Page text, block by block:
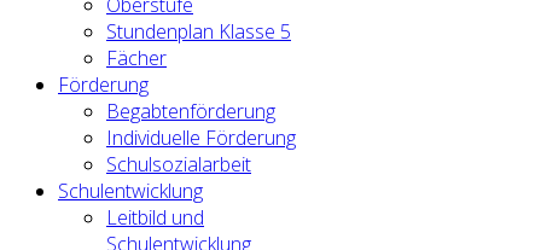
Stundenplan Klasse 5
Fächer
Förderung
Begabtenförderung
Individuelle Förderung
Schulsozialarbeit
Schulentwicklung
Leitbild und
Schulentwicklung